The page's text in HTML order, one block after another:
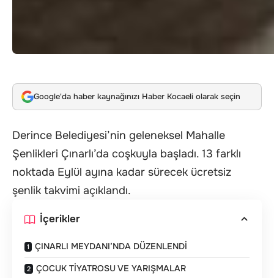
Google'da haber kaynağınızı Haber Kocaeli olarak seçin
Derince Belediyesi’nin geleneksel Mahalle
Şenlikleri Çınarlı’da coşkuyla başladı. 13 farklı
noktada Eylül ayına kadar sürecek ücretsiz
şenlik takvimi açıklandı.
İçerikler
ÇINARLI MEYDANI’NDA DÜZENLENDİ
ÇOCUK TİYATROSU VE YARIŞMALAR